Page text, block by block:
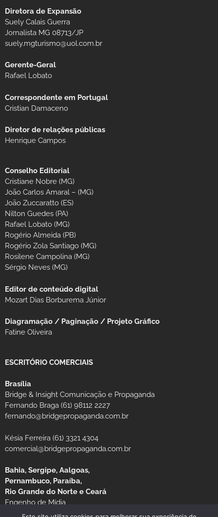
Diretora de Expansão
Suely Calais Guerra
Jornalista MG 08713/JP
suely.mgturismo@uol.com.br
Gerente-Geral
Rafael Lobato
Correspondente em Portugal
Cristian Damaceno
Diretor de relações públicas
Henrique Campos
Conselho Editorial
Cristiane Nobre (MG)
João Carlos Amaral – (MG)
João Zuccaratto (ES)
Nilton Guedes (PA)
Rafael Lobato (MG)
Rogério Almeida (PB)
Rogério Zola Santiago (MG)
Rosilene Campolina (MG)
Sérgio Neves (MG)
Editor de conteúdo digital
Mozart Dias Borburema Júnior
Diagramação / Paginação / Projeto Gráfico
Fatine Oliveira
ESCRITÓRIO COMERCIAIS
Brasília
Bridge & Insight Comunicação e Propaganda
Fernando Braga (61) 98112 2227
fernando@bridgepropaganda.com.br
Késia Ferreira (61) 3321 4304
comercial@bridgepropaganda.com.br
Bahia, Sergipe, Aalgoas,
Pernambuco, Paraíba,
Rio Grande do Norte e Ceará
Engenho de Mídia
Luciano Moura (81) 99939-0235 / (81) 3126-8181